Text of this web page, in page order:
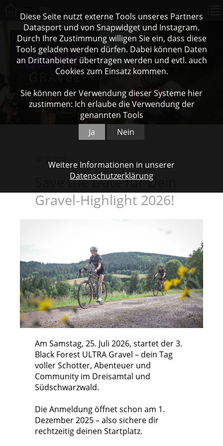
Save the Date für Dein
Gravel-Highlight 2026!
Am Samstag, 25. Juli 2026, startet der 3.
Black Forest ULTRA Gravel – dein Tag
voller Schotter, Abenteuer und
Community im Dreisamtal und
Südschwarzwald.
Die Anmeldung öffnet schon am 1.
Dezember 2025 – also sichere dir
rechtzeitig deinen Startplatz.
Diese Seite nutzt externe Tools unseres Partners
Datasport und von Snapwidget und Instagram.
Durch Ihre Zustimmung willigen Sie ein, dass diese
Tools geladen werden dürfen. Dabei können Daten
an Drittanbieter übertragen werden und evtl. auch
Cookies zum Einsatz kommen.
Sie können der Verwendung dieser Systeme hier
zustimmen: Ich erlaube die Verwendung der
genannten Tools
Ja
Nein
Weitere Informationen in unserer
Datenschutzerklärung